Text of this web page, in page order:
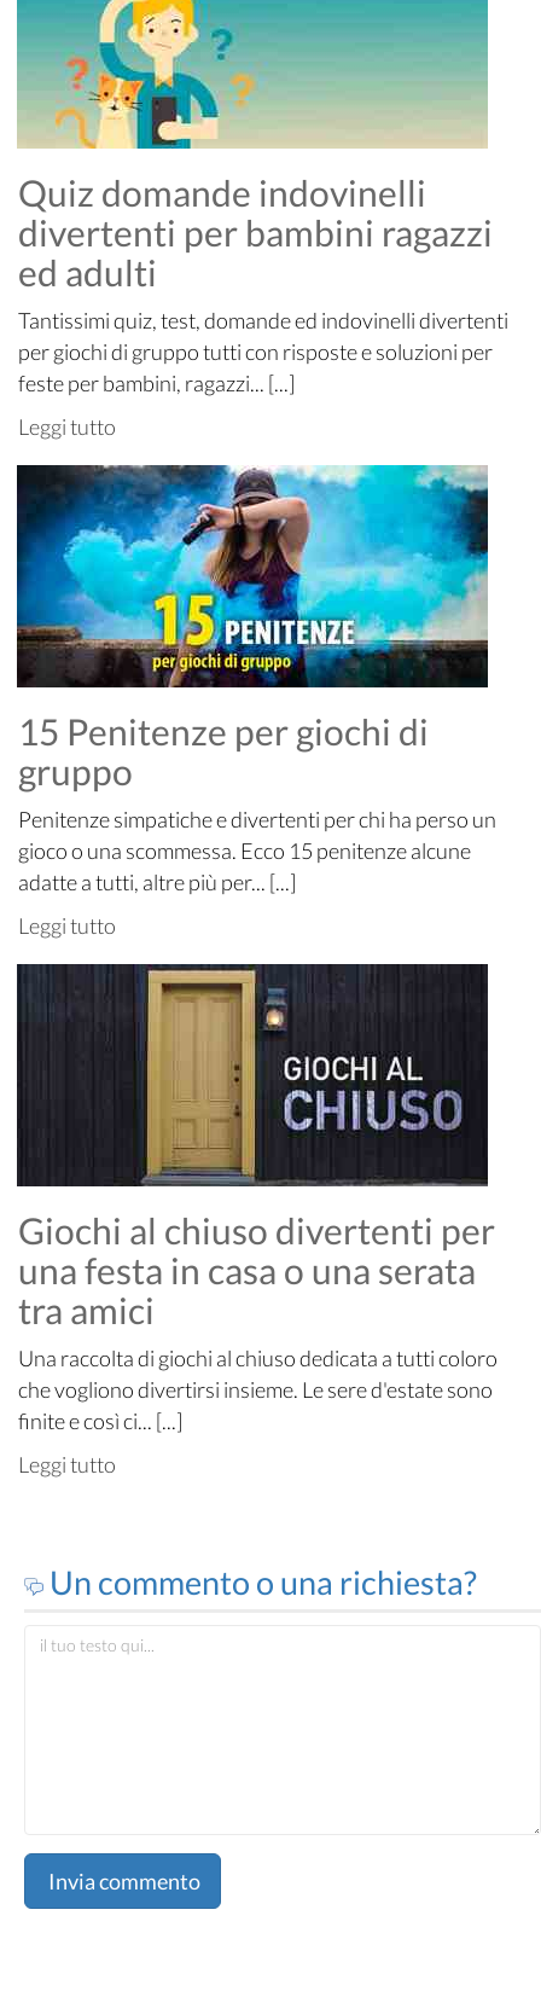
Quiz domande indovinelli
divertenti per bambini ragazzi
ed adulti
Tantissimi quiz, test, domande ed indovinelli divertenti
per giochi di gruppo tutti con risposte e soluzioni per
feste per bambini, ragazzi... [...]
Leggi tutto
15 Penitenze per giochi di
gruppo
Penitenze simpatiche e divertenti per chi ha perso un
gioco o una scommessa. Ecco 15 penitenze alcune
adatte a tutti, altre più per... [...]
Leggi tutto
Giochi al chiuso divertenti per
una festa in casa o una serata
tra amici
Una raccolta di giochi al chiuso dedicata a tutti coloro
che vogliono divertirsi insieme. Le sere d'estate sono
finite e così ci... [...]
Leggi tutto
Un commento o una richiesta?
Invia commento